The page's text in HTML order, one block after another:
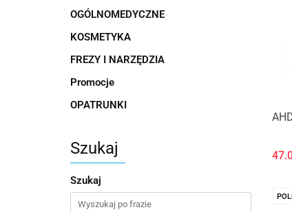
OGÓLNOMEDYCZNE
KOSMETYKA
FREZY I NARZĘDZIA
Promocje
OPATRUNKI
Szukaj
Szukaj